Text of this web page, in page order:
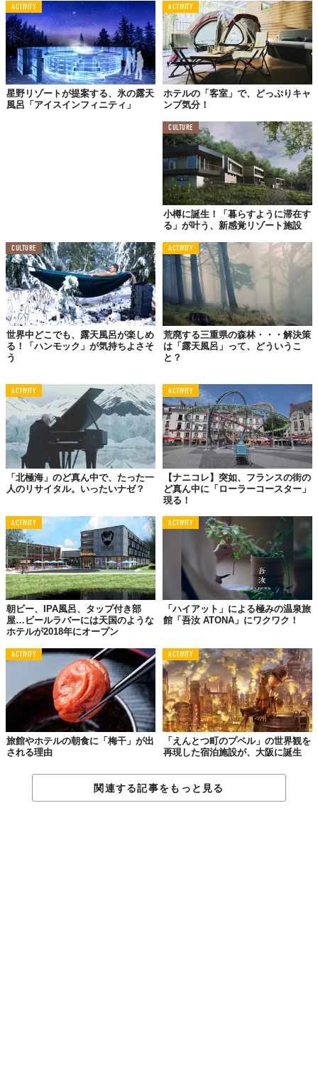
©株式会社ファンバウンド
『今昔荘　心斎橋　空庭檜風呂邸』
【所在地】大阪市中央区東心斎橋1丁目4-27
【アクセス】大阪メトロ「心斎橋駅」から徒歩約4分、「長
【構成】リビング・ダイニング＋シャワー2台＋寝室4室
【公式サイト】http://konjakuso.jp/
Top image: © 株式会社ファンバウンド
TABI LABO
この世界は、もっと広いはずだ。
ACTIVITY
星野リゾートが提案する、氷の露天
風呂「アイスインフィニティ」
ACTIVITY
ホテルの「客室」で、どっぷりキャ
ンプ気分！
CULTURE
小樽に誕生！「暮らすように滞在す
る」が叶う、新感覚リゾート施設
CULTURE
世界中どこでも、露天風呂が楽しめ
る！「ハンモック」が気持ちよさそ
う
ACTIVITY
荒廃する三重県の森林・・・解決策
は「露天風呂」って、どういうこ
と？
ACTIVITY
「北極海」のど真ん中で、たった一
人のリサイタル。いったいナゼ？
ACTIVITY
【ナニコレ】突如、フランスの街の
ど真ん中に「ローラーコースター」
現る！
ACTIVITY
朝ビー、IPA風呂、タップ付き部
屋…ビールラバーには天国のような
ホテルが2018年にオープン
ACTIVITY
「ハイアット」による極みの温泉旅
館「吾汝 ATONA」にワクワク！
ACTIVITY
旅館やホテルの朝食に「梅干」が出
される理由
ACTIVITY
「えんとつ町のプペル」の世界観を
再現した宿泊施設が、大阪に誕生
関連する記事をもっと見る